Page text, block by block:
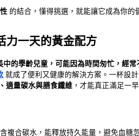
的結合，懂得挑選，就能讓它成為你的
力一天的黃金配方
中的學齡兒童，可能因為時間匆忙，經
適量碳水與膳食纖維 ，才能真正滿足一
複合碳水，能釋放持久能量，避免血糖